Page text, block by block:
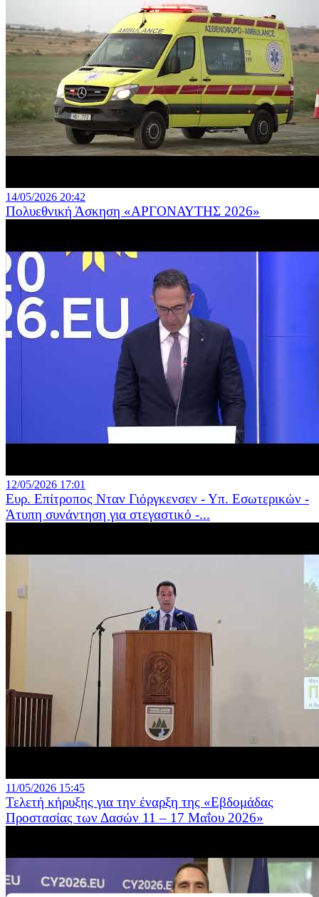
14/05/2026 20:42
Πολυεθνική Άσκηση «ΑΡΓΟΝΑΥΤΗΣ 2026»
12/05/2026 17:01
Ευρ. Επίτροπος Νταν Γιόργκενσεν - Υπ. Εσωτερικών -
Άτυπη συνάντηση για στεγαστικό -...
11/05/2026 15:45
Τελετή κήρυξης για την έναρξη της «Εβδομάδας
Προστασίας των Δασών 11 – 17 Μαΐου 2026»